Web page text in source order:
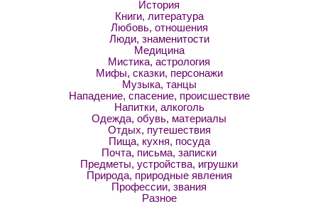
История
Книги, литература
Любовь, отношения
Люди, знаменитости
Медицина
Мистика, астрология
Мифы, сказки, персонажи
Музыка, танцы
Нападение, спасение, происшествие
Напитки, алкоголь
Одежда, обувь, материалы
Отдых, путешествия
Пища, кухня, посуда
Почта, письма, записки
Предметы, устройства, игрушки
Природа, природные явления
Профессии, звания
Разное